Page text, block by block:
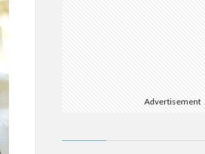
Advertisement